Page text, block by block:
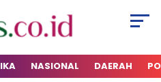
NASIONAL DAERAH